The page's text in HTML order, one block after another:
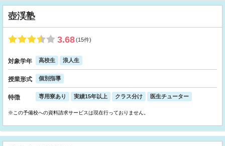
壺渓塾
3.68(15件)
対象学年 高校生 浪人生
授業形式 個別指導
特徴 専用寮あり 実績15年以上 クラス分け 医生チューター
※この予備校への資料請求サービスは現在行っておりません。